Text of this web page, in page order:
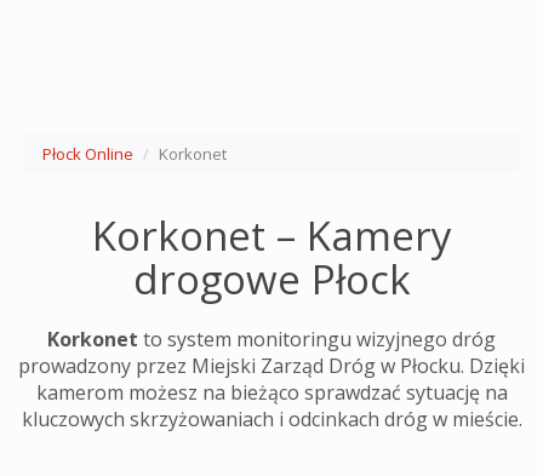
Płock Online Korkonet
Korkonet – Kamery
drogowe Płock
Korkonet to system monitoringu wizyjnego dróg
prowadzony przez Miejski Zarząd Dróg w Płocku. Dzięki
kamerom możesz na bieżąco sprawdzać sytuację na
kluczowych skrzyżowaniach i odcinkach dróg w mieście.